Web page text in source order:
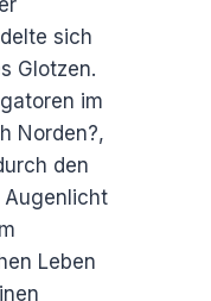
sich
Glotzen.
im
Norden?,
den
Augenlicht
Leben